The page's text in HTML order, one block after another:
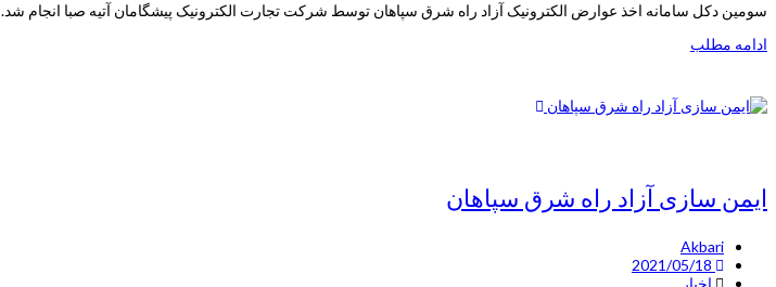
سومین دکل سامانه اخذ عوارض الکترونیک آزاد راه شرق سپاهان توسط شرکت تجارت الکترونیک پیشگامان آتیه صبا انجام شد.
ادامه مطلب
ایمن سازی آزاد راه شرق سپاهان
Akbari